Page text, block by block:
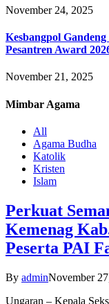
November 24, 2025
Kesbangpol
Pesantren Award
November 21, 2025
Mimbar Agama
All
Agama Budha
Katolik
Kristen
Islam
Perkuat
Kemenag
Peserta PAI
By adminNovember
Ungaran – Kepala